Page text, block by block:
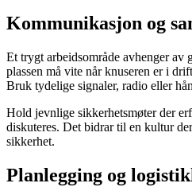
Kommunikasjon og
Et trygt arbeidsområde avhenger av
plassen må vite når knuseren er i
Bruk tydelige signaler, radio eller
Hold jevnlige sikkerhetsmøter der
diskuteres. Det bidrar til en kultur
sikkerhet.
Planlegging og